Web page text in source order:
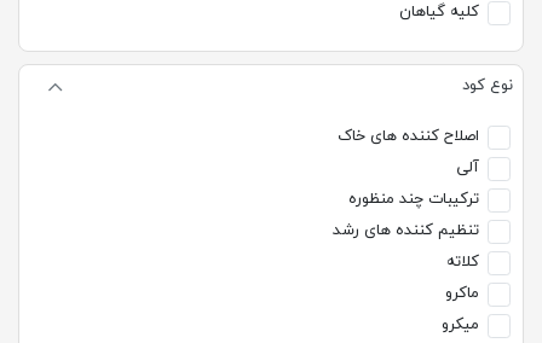
کلیه گیاهان
نوع کود
اصلاح کننده های خاک
آلی
ترکیبات چند منظوره
تنظیم کننده های رشد
کلاته
ماکرو
میکرو